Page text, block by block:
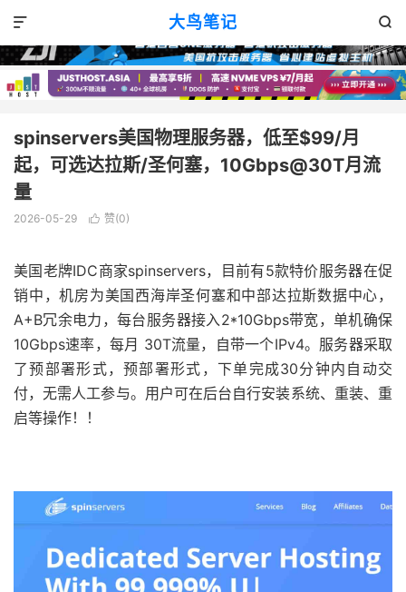
大鸟笔记 

优惠消息
spinservers美国物理服务器，低至$99/月
起，可选达拉斯/圣何塞，10Gbps@30T月流
量
2026-05-29  赞(0)
美国老牌IDC商家spinservers，目前有5款特价服务器在促
销中，机房为美国西海岸圣何塞和中部达拉斯数据中心，
A+B冗余电力，每台服务器接入2*10Gbps带宽，单机确保
10Gbps速率，每月 30T流量，自带一个IPv4。服务器采取
了预部署形式，预部署形式，下单完成30分钟内自动交
付，无需人工参与。用户可在后台自行安装系统、重装、重
启等操作！！